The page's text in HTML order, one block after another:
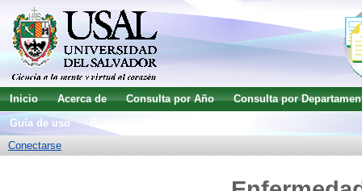
Inicio Acerca de Consulta por Año
Consulta por
Guía de uso
Conectarse